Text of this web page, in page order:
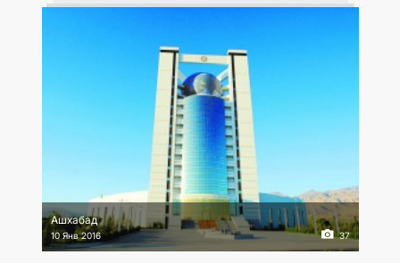
Ашхабад
10 Янв 2016 37